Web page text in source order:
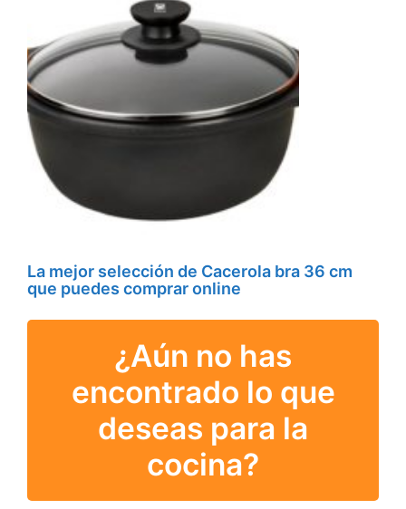
La mejor selección de Cacerola bra 36 cm
que puedes comprar online
¿Aún no has
encontrado lo que
deseas para la
cocina?